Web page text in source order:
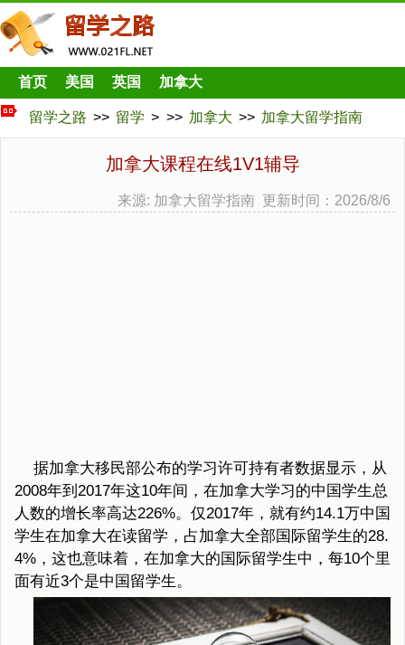
首页 美国 英国 加拿大
留学之路 >> 留学 > >> 加拿大 >> 加拿大留学指南
加拿大课程在线1V1辅导
来源: 加拿大留学指南 更新时间：2026/8/6
据加拿大移民部公布的学习许可持有者数据显示，从
2008年到2017年这10年间，在加拿大学习的中国学生总
人数的增长率高达226%。仅2017年，就有约14.1万中国
学生在加拿大在读留学，占加拿大全部国际留学生的28.
4%，这也意味着，在加拿大的国际留学生中，每10个里
面有近3个是中国留学生。